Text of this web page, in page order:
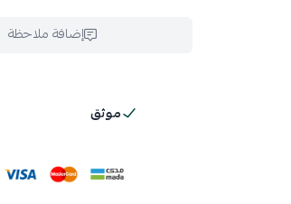
إضافة ملاحظة
موثق